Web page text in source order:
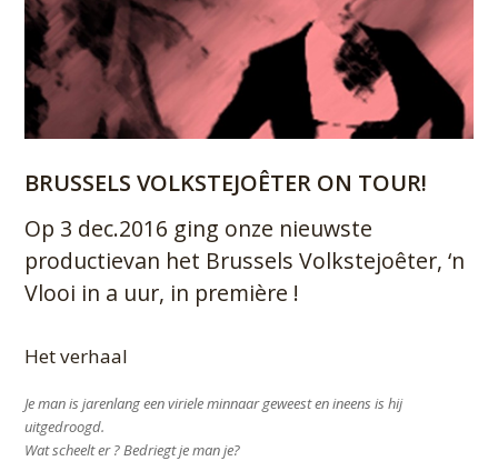
BRUSSELS VOLKSTEJOÊTER ON TOUR!
Op 3 dec.2016 ging onze nieuwste
productievan het Brussels Volkstejoêter, ‘n
Vlooi in a uur, in première !
Het verhaal
Je man is jarenlang een viriele minnaar geweest en ineens is hij
uitgedroogd.
Wat scheelt er ? Bedriegt je man je?